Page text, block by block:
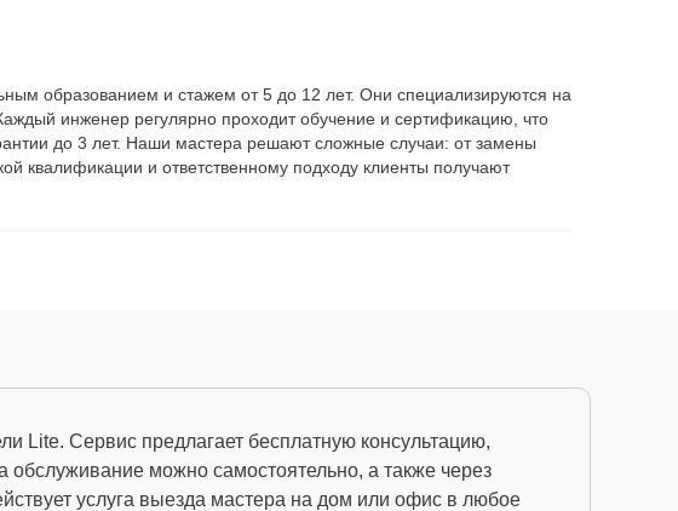
образованием и стажем от 5 до 12 лет. Они специализируются на
инженер регулярно проходит обучение и сертификацию, что
до 3 лет. Наши мастера решают сложные случаи: от замены
квалификации и ответственному подходу клиенты получают
Lite. Сервис предлагает бесплатную консультацию,
обслуживание можно самостоятельно, а также через
услуга выезда мастера на дом или офис в любое